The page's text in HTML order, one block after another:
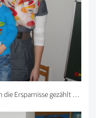
die Ersparnisse gezählt …